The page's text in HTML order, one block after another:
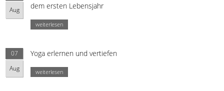
Aug
dem ersten Lebensjahr
weiterlesen
07
Aug
Yoga erlernen und vertiefen
weiterlesen